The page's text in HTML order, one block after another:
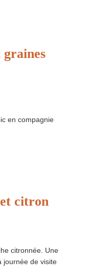
graines
en compagnie
citron
citronnée. Une
journée de visite